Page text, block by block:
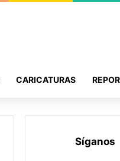
CARICATURAS
Síganos